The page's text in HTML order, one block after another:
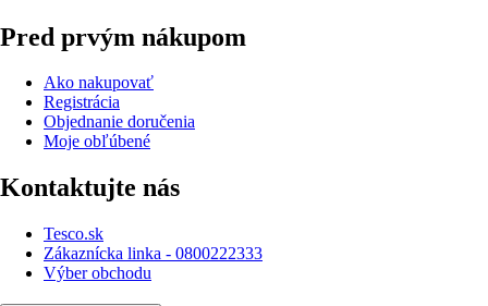
Pred prvým nákupom
Ako nakupovať
Registrácia
Objednanie doručenia
Moje obľúbené
Kontaktujte nás
Tesco.sk
Zákaznícka linka - 0800222333
Výber obchodu